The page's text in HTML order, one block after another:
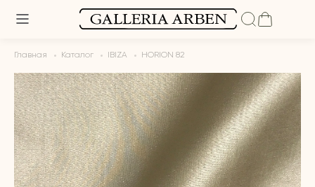
Главная Каталог IBIZA HORION 82